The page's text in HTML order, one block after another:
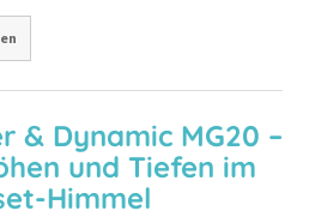
& Dynamic MG20 –
und Tiefen im
Himmel